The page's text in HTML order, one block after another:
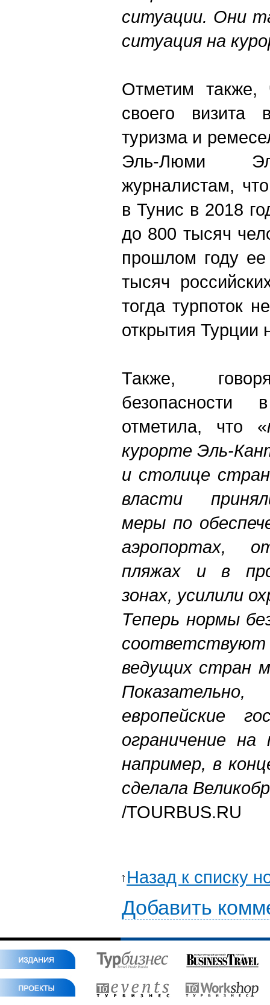
ситуации. Они
ситуация на
Отметим
своего
туризма и
Эль-Люми
журналистам,
в Тунис в 2018
до 800 тысяч
прошлом году ее
тысяч
тогда турпоток
открытия Турции
Также,
безопасности
отметила, что «
курорте Эль-
и столице
власти
меры по
аэропортах,
пляжах и в
зонах, усилили
Теперь нормы
ведущих стран
европейские
ограничение
например, в
сделала
/TOURBUS.RU
Назад к списку
Добавить